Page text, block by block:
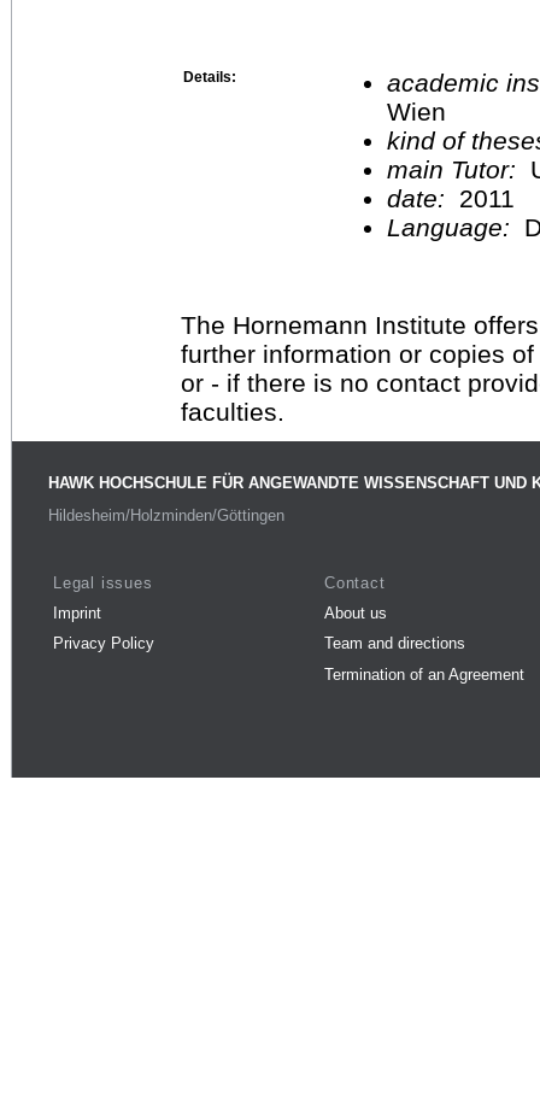
Details:
academic
Wien
kind of
main Tutor:
date:
2011
Language:
The Hornemann Institute
further information or copies
or - if there is no contact
faculties.
HAWK HOCHSCHULE FÜR ANGEWANDTE WISSENSCHAFT UND
Hildesheim/Holzminden/Göttingen
Legal issues
Imprint
Privacy Policy
Contact
About us
Team and directions
Termination of an Agreement